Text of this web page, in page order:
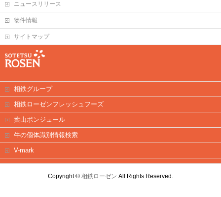
ニュースリリース
物件情報
サイトマップ
相鉄グループ
相鉄ローゼンフレッシュフーズ
葉山ボンジュール
牛の個体識別情報検索
V-mark
Copyright © 相鉄ローゼン All Rights Reserved.